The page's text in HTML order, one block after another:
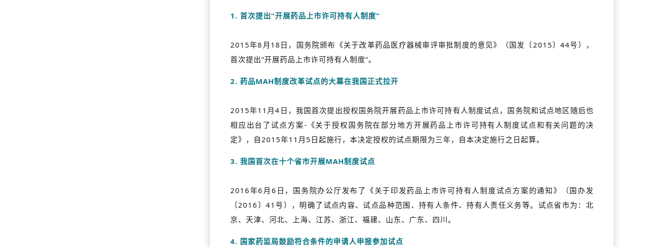
1. 首次提出“开展药品上市许可持有人制度”
2015年8月18日，国务院颁布《关于改革药品医疗器械审评审批制度的意见》（国发〔2015〕44号），
首次提出“开展药品上市许可持有人制度”。
2. 药品MAH制度改革试点的大幕在我国正式拉开
2015年11月4日，我国首次提出授权国务院开展药品上市许可持有人制度试点，国务院和试点地区随后也
相应出台了试点方案-《关于授权国务院在部分地方开展药品上市许可持有人制度试点和有关问题的决
定》，自2015年11月5日起施行，本决定授权的试点期限为三年，自本决定施行之日起算。
3. 我国首次在十个省市开展MAH制度试点
2016年6月6日，国务院办公厅发布了《关于印发药品上市许可持有人制度试点方案的通知》（国办发
〔2016〕41号），明确了试点内容、试点品种范围、持有人条件、持有人责任义务等。试点省市为：北
京、天津、河北、上海、江苏、浙江、福建、山东、广东、四川。
4. 国家药监局鼓励符合条件的申请人申报参加试点